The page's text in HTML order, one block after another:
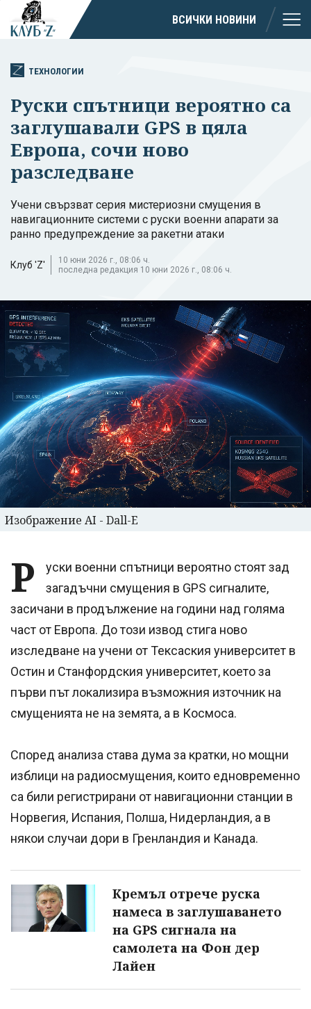
ВСИЧКИ НОВИНИ
ТЕХНОЛОГИИ
Руски спътници вероятно са
заглушавали GPS в цяла
Европа, сочи ново
разследване
Учени свързват серия мистериозни смущения в
навигационните системи с руски военни апарати за
ранно предупреждение за ракетни атаки
Клуб 'Z'
10 юни 2026 г., 08:06 ч.
последна редакция 10 юни 2026 г., 08:06 ч.
Изображение AI - Dall-E
Р
уски военни спътници вероятно стоят зад
загадъчни смущения в GPS сигналите,
засичани в продължение на години над голяма
част от Европа. До този извод стига ново
изследване на учени от Тексаския университет в
Остин и Станфордския университет, което за
първи път локализира възможния източник на
смущенията не на земята, а в Космоса.
Според анализа става дума за кратки, но мощни
изблици на радиосмущения, които едновременно
са били регистрирани от навигационни станции в
Норвегия, Испания, Полша, Нидерландия, а в
някои случаи дори в Гренландия и Канада.
Кремъл отрече руска
намеса в заглушаването
на GPS сигнала на
самолета на Фон дер
Лайен